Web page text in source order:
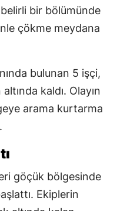
belirli bir bölümünde
çökme meydana
bulunan 5 işçi,
kaldı. Olayın
arama kurtarma
göçük bölgesinde
Ekiplerin